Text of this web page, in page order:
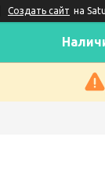
Создать сайт на